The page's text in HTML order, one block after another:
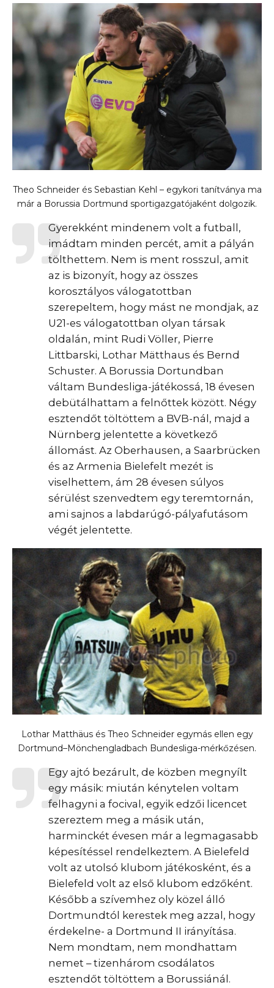
Theo Schneider és Sebastian Kehl – egykori tanítványa ma
már a Borussia Dortmund sportigazgatójaként dolgozik.
Gyerekként mindenem volt a futball,
imádtam minden percét, amit a pályán
tölthettem. Nem is ment rosszul, amit
az is bizonyít, hogy az összes
korosztályos válogatottban
szerepeltem, hogy mást ne mondjak, az
U21-es válogatottban olyan társak
oldalán, mint Rudi Völler, Pierre
Littbarski, Lothar Mätthaus és Bernd
Schuster. A Borussia Dortundban
váltam Bundesliga-játékossá, 18 évesen
debütálhattam a felnőttek között. Négy
esztendőt töltöttem a BVB-nál, majd a
Nürnberg jelentette a következő
állomást. Az Oberhausen, a Saarbrücken
és az Armenia Bielefelt mezét is
viselhettem, ám 28 évesen súlyos
sérülést szenvedtem egy teremtornán,
ami sajnos a labdarúgó-pályafutásom
végét jelentette.
Lothar Matthäus és Theo Schneider egymás ellen egy
Dortmund–Mönchengladbach Bundesliga-mérkőzésen.
Egy ajtó bezárult, de közben megnyílt
egy másik: miután kénytelen voltam
felhagyni a focival, egyik edzői licencet
szereztem meg a másik után,
harminckét évesen már a legmagasabb
képesítéssel rendelkeztem. A Bielefeld
volt az utolsó klubom játékosként, és a
Bielefeld volt az első klubom edzőként.
Később a szívemhez oly közel álló
Dortmundtól kerestek meg azzal, hogy
érdekelne- a Dortmund II irányítása.
Nem mondtam, nem mondhattam
nemet – tizenhárom csodálatos
esztendőt töltöttem a Borussiánál.